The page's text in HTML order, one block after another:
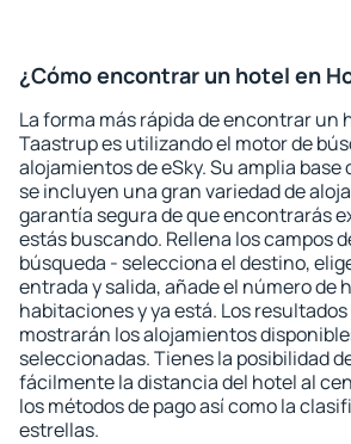
¿Cómo encontrar un hotel en
La forma más rápida de encontrar un
Taastrup es utilizando el motor de
alojamientos de eSky. Su amplia base
se incluyen una gran variedad de
garantía segura de que encontrarás
estás buscando. Rellena los campos
búsqueda - selecciona el destino,
entrada y salida, añade el número de
habitaciones y ya está. Los
mostrarán los alojamientos
seleccionadas. Tienes la posibilidad
fácilmente la distancia del hotel al
los métodos de pago así como la
estrellas.